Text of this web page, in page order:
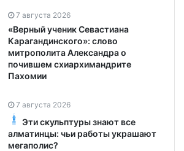
7 августа 2026
«Верный ученик Севастиана
Карагандинского»: слово
митрополита Александра о
почившем схиархимандрите
Пахомии
7 августа 2026
Эти скульптуры знают все
алматинцы: чьи работы украшают
мегаполис?